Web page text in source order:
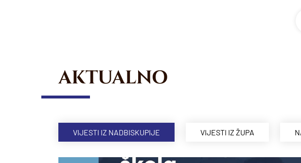
AKTUALNO
VIJESTI IZ NADBISKUPIJE VIJESTI IZ ŽUPA